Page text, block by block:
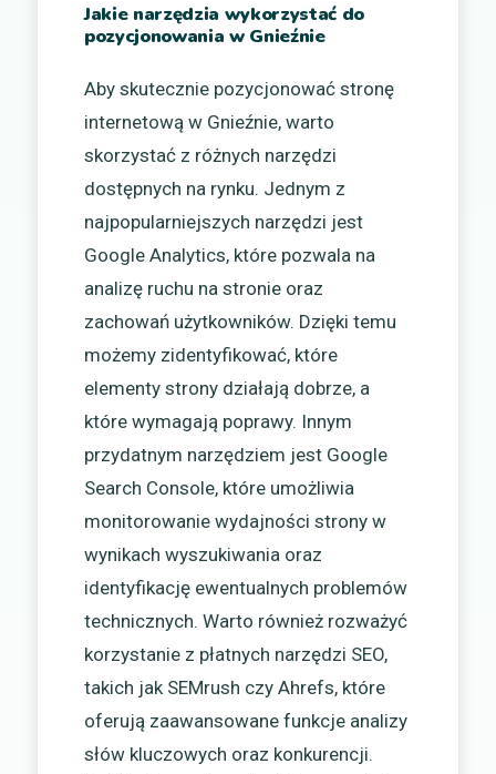
Jakie narzędzia wykorzystać do
pozycjonowania w Gnieźnie
Aby skutecznie pozycjonować stronę
internetową w Gnieźnie, warto
skorzystać z różnych narzędzi
dostępnych na rynku. Jednym z
najpopularniejszych narzędzi jest
Google Analytics, które pozwala na
analizę ruchu na stronie oraz
zachowań użytkowników. Dzięki temu
możemy zidentyfikować, które
elementy strony działają dobrze, a
które wymagają poprawy. Innym
przydatnym narzędziem jest Google
Search Console, które umożliwia
monitorowanie wydajności strony w
wynikach wyszukiwania oraz
identyfikację ewentualnych problemów
technicznych. Warto również rozważyć
korzystanie z płatnych narzędzi SEO,
takich jak SEMrush czy Ahrefs, które
oferują zaawansowane funkcje analizy
słów kluczowych oraz konkurencji.